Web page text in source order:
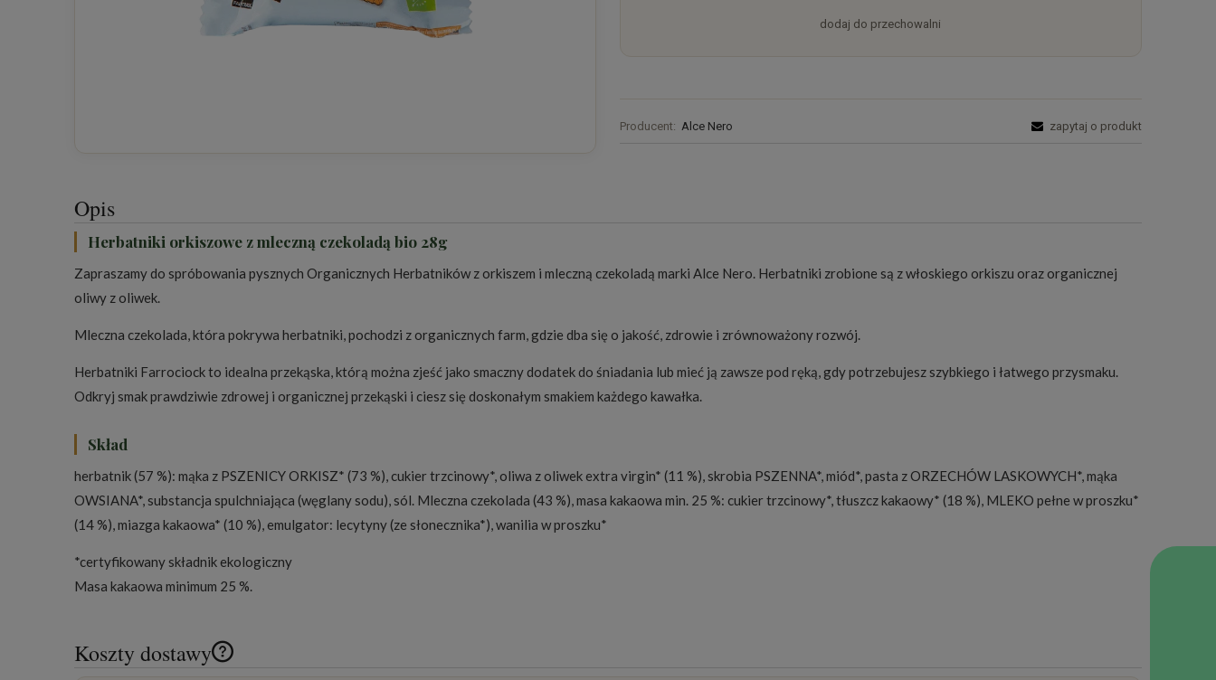
dodaj do przechowalni
Producent: Alce Nero zapytaj o produkt
Opis
Herbatniki orkiszowe z mleczną czekoladą bio 28g
Zapraszamy do spróbowania pysznych Organicznych Herbatników z orkiszem i mleczną czekoladą marki Alce Nero. Herbatniki zrobione są z włoskiego orkiszu oraz organicznej
oliwy z oliwek.
Mleczna czekolada, która pokrywa herbatniki, pochodzi z organicznych farm, gdzie dba się o jakość, zdrowie i zrównoważony rozwój.
Herbatniki Farrociock to idealna przekąska, którą można zjeść jako smaczny dodatek do śniadania lub mieć ją zawsze pod ręką, gdy potrzebujesz szybkiego i łatwego przysmaku.
Odkryj smak prawdziwie zdrowej i organicznej przekąski i ciesz się doskonałym smakiem każdego kawałka.
Skład
herbatnik (57 %): mąka z PSZENICY ORKISZ* (73 %), cukier trzcinowy*, oliwa z oliwek extra virgin* (11 %), skrobia PSZENNA*, miód*, pasta z ORZECHÓW LASKOWYCH*, mąka
OWSIANA*, substancja spulchniająca (węglany sodu), sól. Mleczna czekolada (43 %), masa kakaowa min. 25 %: cukier trzcinowy*, tłuszcz kakaowy* (18 %), MLEKO pełne w proszku*
(14 %), miazga kakaowa* (10 %), emulgator: lecytyny (ze słonecznika*), wanilia w proszku*
*certyfikowany składnik ekologiczny
Masa kakaowa minimum 25 %.
Koszty dostawy